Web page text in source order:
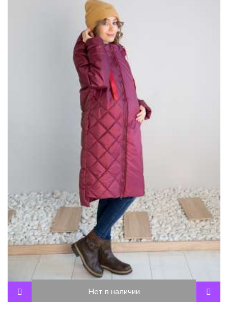
Нет в наличии